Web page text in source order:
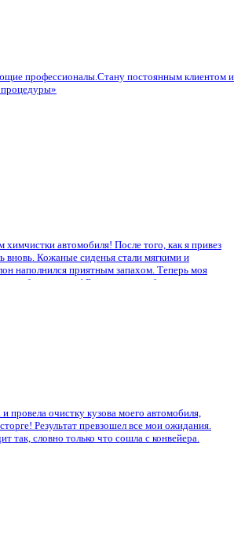
профессионалы.Стану постоянным клиентом и
химчистки автомобиля! После того, как я привез
вновь. Кожаные сиденья стали мягкими и
наполнился приятным запахом. Теперь моя
себя как новая! Большое спасибо за
провела очистку кузова моего автомобиля,
Результат превзошел все мои ожидания.
так, словно только что сошла с конвейера.